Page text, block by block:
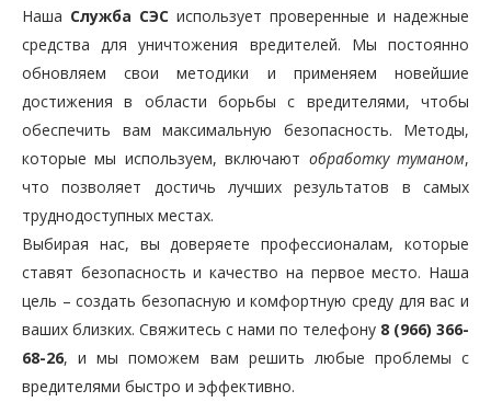
Наша Служба СЭС использует проверенные и надежные
средства для уничтожения вредителей. Мы постоянно
обновляем свои методики и применяем новейшие
достижения в области борьбы с вредителями, чтобы
обеспечить вам максимальную безопасность. Методы,
которые мы используем, включают обработку туманом,
что позволяет достичь лучших результатов в самых
труднодоступных местах.
Выбирая нас, вы доверяете профессионалам, которые
ставят безопасность и качество на первое место. Наша
цель – создать безопасную и комфортную среду для вас и
ваших близких. Свяжитесь с нами по телефону 8 (966) 366-
68-26, и мы поможем вам решить любые проблемы с
вредителями быстро и эффективно.